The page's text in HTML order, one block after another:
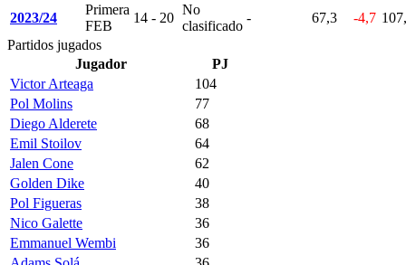
2023/24
Primera
FEB
14 - 20
No
clasificado
- 67,3 -4,7
Partidos jugados
Jugador
PJ
Victor Arteaga
104
Pol Molins
77
Diego Alderete
68
Emil Stoilov
64
Jalen Cone
62
Golden Dike
40
Pol Figueras
38
Nico Galette
36
Emmanuel Wembi
36